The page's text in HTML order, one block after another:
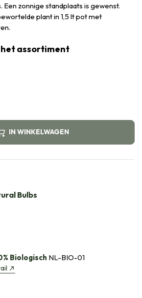
zonnige standplaats is gewenst.
plant in 1,5 lt pot met
assortiment
IN WINKELWAGEN
Bulbs
Biologisch NL-BIO-01